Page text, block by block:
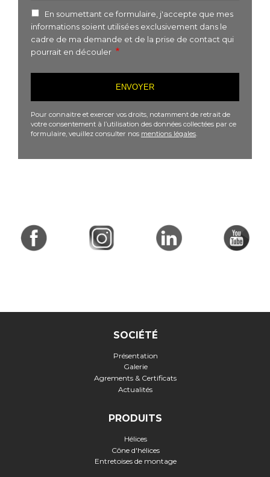
En soumettant ce formulaire, j'accepte que mes
informations soient utilisées exclusivement dans le
cadre de ma demande et de la prise de contact qui
pourrait en découler
Pour connaitre et exercer vos droits, notamment de retrait de
votre consentement à l’utilisation des données collectées par ce
formulaire, veuillez consulter nos mentions légales
SOCIÉTÉ
Présentation
Galerie
Agrements & Certificats
Actualités
PRODUITS
Hélices
Cône d'hélices
Entretoises de montage